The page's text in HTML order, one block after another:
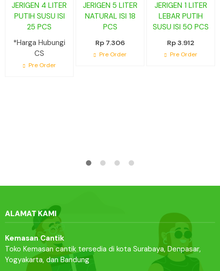
JERIGEN 4 LITER
PUTIH SUSU ISI
25 PCS
*Harga Hubungi
CS
Pre Order
JERIGEN 5 LITER
NATURAL ISI 18
PCS
Rp 7.306
Pre Order
JERIGEN 1 LITER
LEBAR PUTIH
SUSU ISI 50 PCS
Rp 3.912
Pre Order
ALAMAT KAMI
Kemasan Cantik
Toko Kemasan cantik tersedia di kota Surabaya, Denpasar,
Yogyakarta, dan Bandung